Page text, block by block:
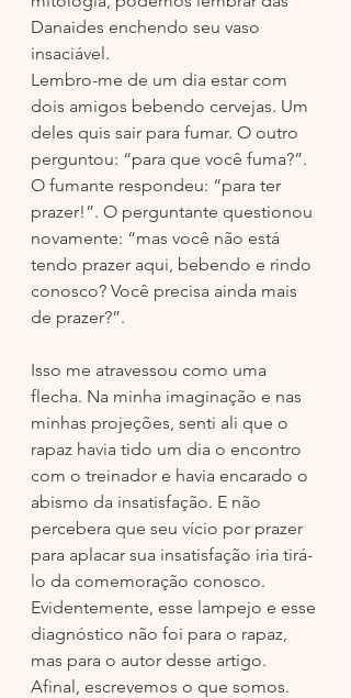
Danaides enchendo seu vaso
insaciável.
Lembro-me de um dia estar com
dois amigos bebendo cervejas. Um
deles quis sair para fumar. O outro
perguntou: “para que você fuma?”.
O fumante respondeu: “para ter
prazer!”. O perguntante questionou
novamente: “mas você não está
tendo prazer aqui, bebendo e rindo
conosco? Você precisa ainda mais
de prazer?”.
Isso me atravessou como uma
flecha. Na minha imaginação e nas
minhas projeções, senti ali que o
rapaz havia tido um dia o encontro
com o treinador e havia encarado o
abismo da insatisfação. E não
percebera que seu vício por prazer
para aplacar sua insatisfação iria tirá-
lo da comemoração conosco.
Evidentemente, esse lampejo e esse
diagnóstico não foi para o rapaz,
mas para o autor desse artigo.
Afinal, escrevemos o que somos.